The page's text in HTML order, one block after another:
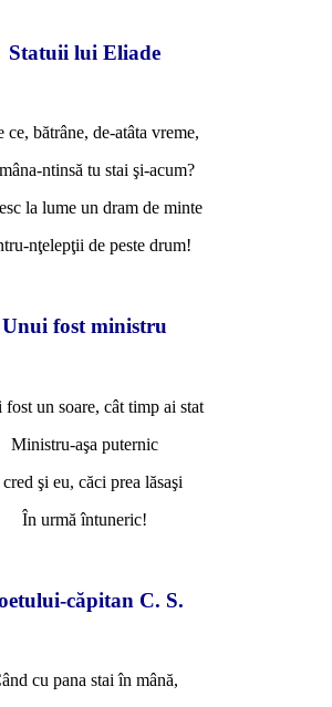
Statuii lui Eliade
ce, bătrâne, de-atâta vreme,
ntinsă tu stai şi-acum?
la lume un dram de minte
nţelepţii de peste drum!
Unui fost ministru
fost un soare, cât timp ai stat
Ministru-aşa puternic
şi eu, căci prea lăsaşi
În urmă întuneric!
căpitan C. S.
cu pana stai în mână,